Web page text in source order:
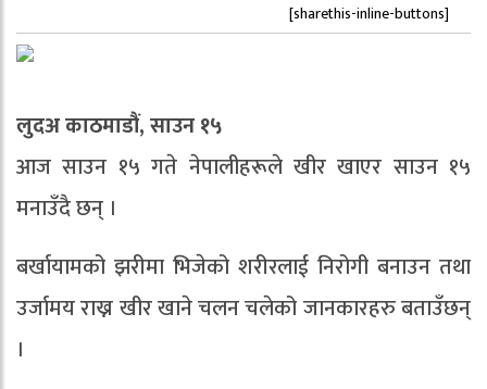
[sharethis-inline-buttons]
लुदअ काठमाडौं, साउन १५
आज साउन १५ गते नेपालीहरूले खीर खाएर साउन १५
मनाउँदै छन् ।
बर्खायामको झरीमा भिजेको शरीरलाई निरोगी बनाउन तथा
उर्जामय राख्न खीर खाने चलन चलेको जानकारहरु बताउँछन्
।